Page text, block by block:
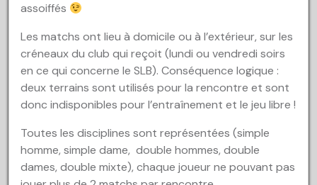
assoiffés
Les matchs ont lieu à domicile ou à l’extérieur, sur les
créneaux du club qui reçoit (lundi ou vendredi soirs
en ce qui concerne le SLB). Conséquence logique :
deux terrains sont utilisés pour la rencontre et sont
donc indisponibles pour l’entraînement et le jeu libre !
Toutes les disciplines sont représentées (simple
homme, simple dame, double hommes, double
dames, double mixte), chaque joueur ne pouvant pas